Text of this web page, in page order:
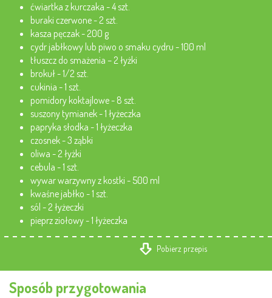
ćwiartka z kurczaka - 4 szt.
buraki czerwone - 2 szt.
kasza pęczak - 200 g
cydr jabłkowy lub piwo o smaku cydru - 100 ml
tłuszcz do smażenia – 2 łyżki
brokuł - 1/2 szt.
cukinia - 1 szt.
pomidory koktajlowe - 8 szt.
suszony tymianek - 1 łyżeczka
papryka słodka - 1 łyżeczka
czosnek - 3 ząbki
oliwa - 2 łyżki
cebula - 1 szt.
wywar warzywny z kostki - 500 ml
kwaśne jabłko - 1 szt.
sól - 2 łyżeczki
pieprz ziołowy - 1 łyżeczka
Pobierz przepis
Sposób przygotowania